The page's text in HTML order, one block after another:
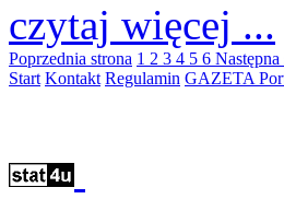
czytaj więcej ...
Poprzednia strona 1 2 3 4 5 6 Następna
Start Kontakt Regulamin GAZETA